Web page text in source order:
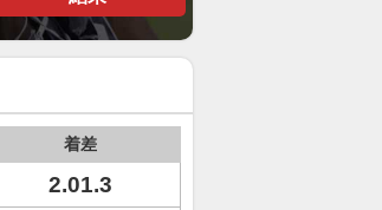
着差
2.01.3